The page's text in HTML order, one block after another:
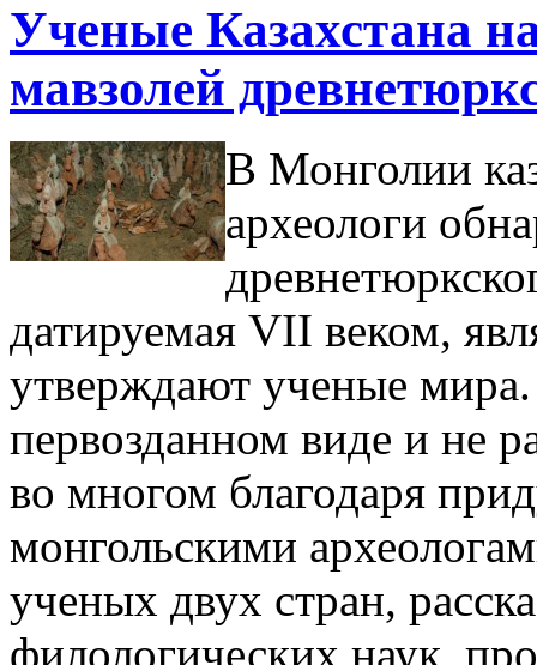
Ученые Казахстана
мавзолей
В Монголии
археологи
датируемая VII веком,
утверждают ученые
первозданном виде и не
во многом благодаря
монгольскими
ученых двух стран,
филологических наук,